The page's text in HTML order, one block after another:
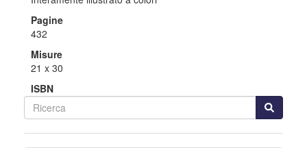
Pagine
432
Misure
21 x 30
ISBN